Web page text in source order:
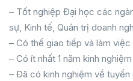
– Tốt nghiệp Đại học các
sự, Kinh tế, Quản trị doanh
– Có thể giao tiếp và làm
– Có ít nhất 1 năm kinh
– Đã có kinh nghiệm về